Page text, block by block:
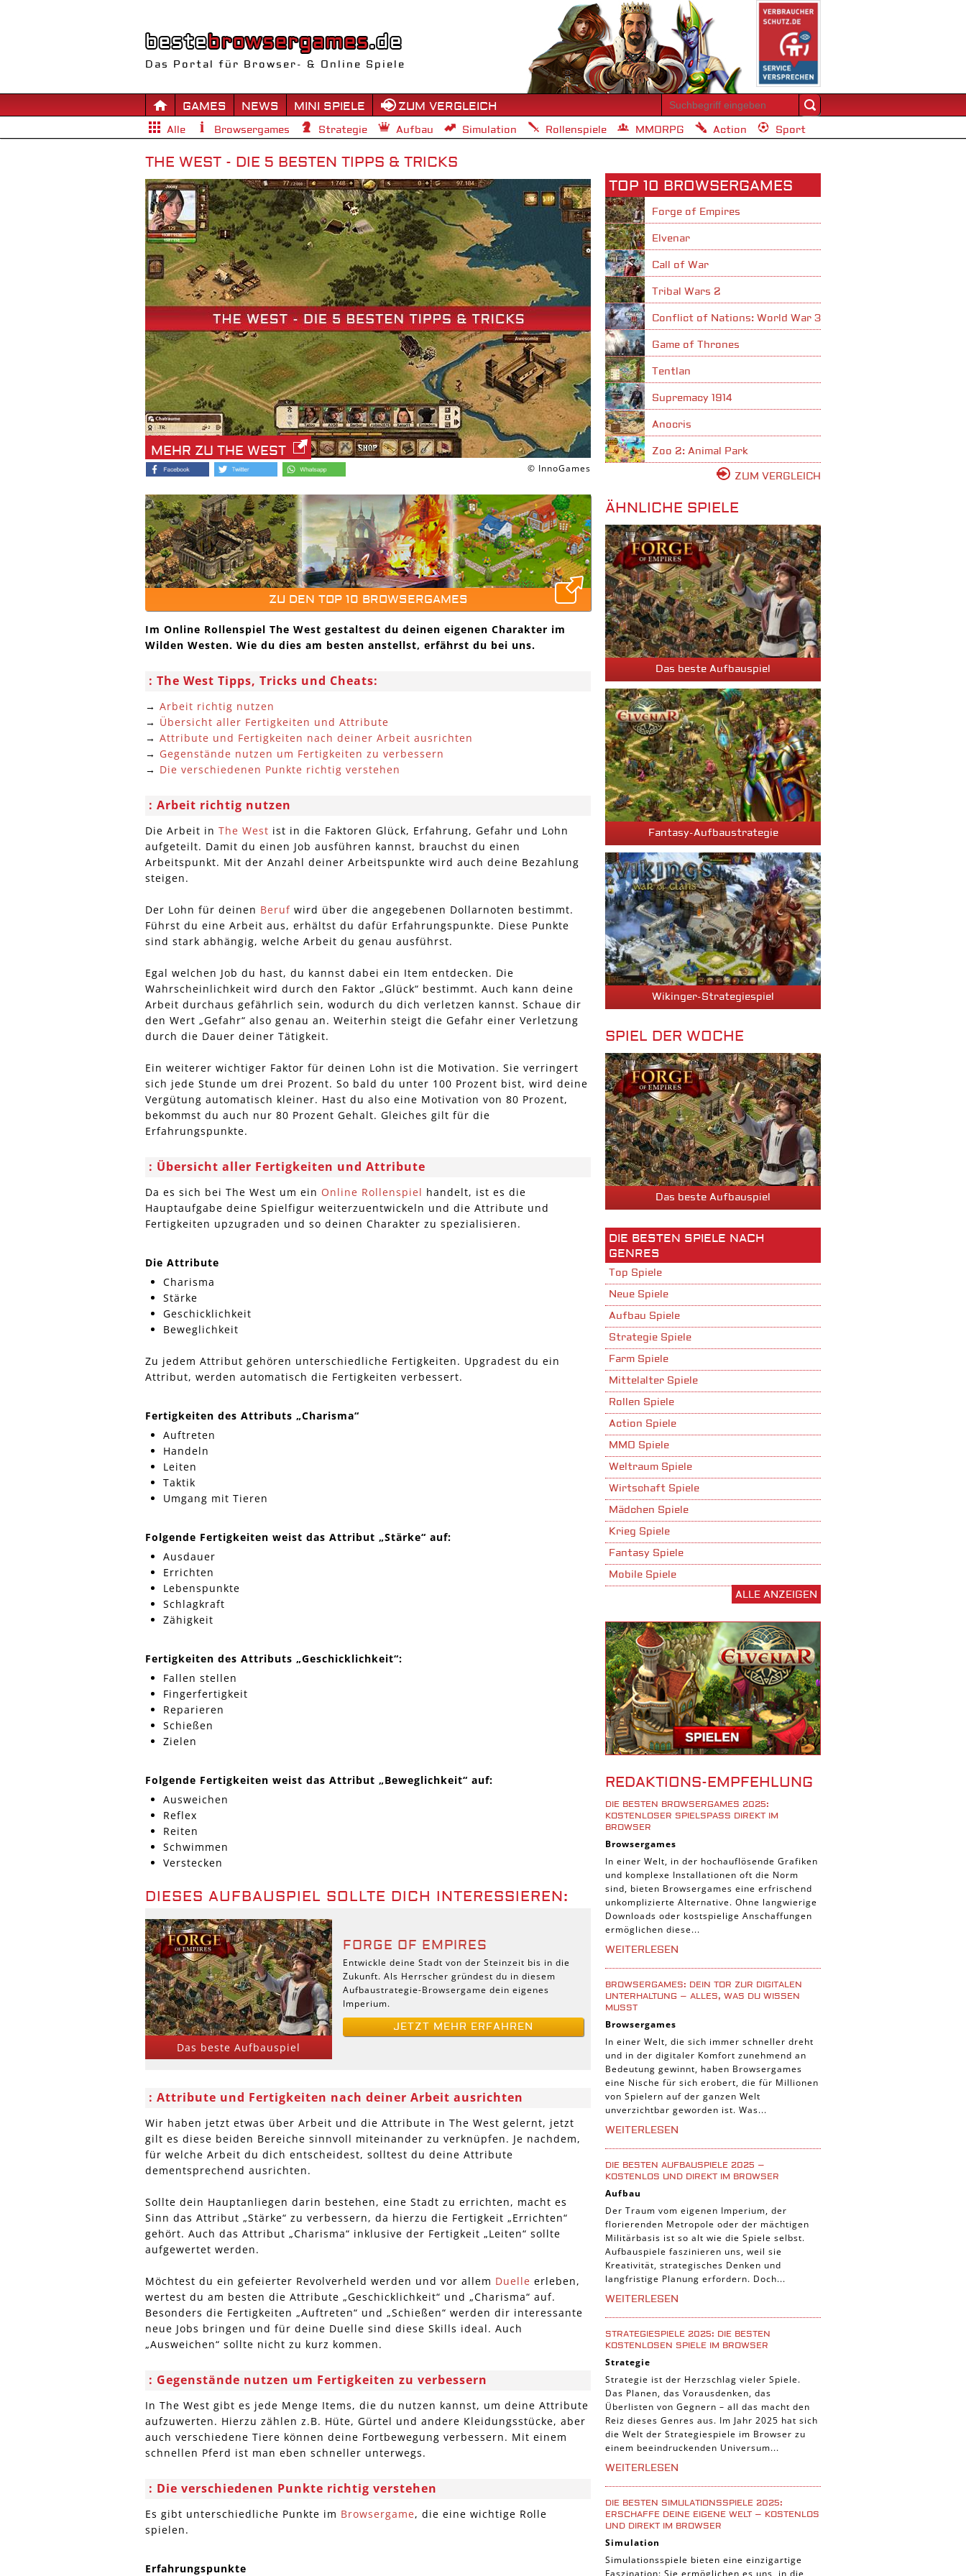
Das Portal für Browser- & Online Spiele
GAMES NEWS MINI SPIELE ZUM VERGLEICH
Alle Browsergames Strategie Aufbau Simulation Rollenspiele MMORPG Action Sport
THE WEST - DIE 5 BESTEN TIPPS & TRICKS
MEHR ZU THE WEST
© InnoGames
ZU DEN TOP 10 BROWSERGAMES
Im Online Rollenspiel The West gestaltest du deinen eigenen Charakter im
Wilden Westen. Wie du dies am besten anstellst, erfährst du bei uns.
The West Tipps, Tricks und Cheats:
→ Arbeit richtig nutzen
→ Übersicht aller Fertigkeiten und Attribute
→ Attribute und Fertigkeiten nach deiner Arbeit ausrichten
→ Gegenstände nutzen um Fertigkeiten zu verbessern
→ Die verschiedenen Punkte richtig verstehen
Arbeit richtig nutzen
Die Arbeit in The West ist in die Faktoren Glück, Erfahrung, Gefahr und Lohn
aufgeteilt. Damit du einen Job ausführen kannst, brauchst du einen
Arbeitspunkt. Mit der Anzahl deiner Arbeitspunkte wird auch deine Bezahlung
steigen.
Der Lohn für deinen Beruf wird über die angegebenen Dollarnoten bestimmt.
Führst du eine Arbeit aus, erhältst du dafür Erfahrungspunkte. Diese Punkte
sind stark abhängig, welche Arbeit du genau ausführst.
Egal welchen Job du hast, du kannst dabei ein Item entdecken. Die
Wahrscheinlichkeit wird durch den Faktor „Glück“ bestimmt. Auch kann deine
Arbeit durchaus gefährlich sein, wodurch du dich verletzen kannst. Schaue dir
den Wert „Gefahr“ also genau an. Weiterhin steigt die Gefahr einer Verletzung
durch die Dauer deiner Tätigkeit.
Ein weiterer wichtiger Faktor für deinen Lohn ist die Motivation. Sie verringert
sich jede Stunde um drei Prozent. So bald du unter 100 Prozent bist, wird deine
Vergütung automatisch kleiner. Hast du also eine Motivation von 80 Prozent,
bekommst du auch nur 80 Prozent Gehalt. Gleiches gilt für die
Erfahrungspunkte.
Übersicht aller Fertigkeiten und Attribute
Da es sich bei The West um ein Online Rollenspiel handelt, ist es die
Hauptaufgabe deine Spielfigur weiterzuentwickeln und die Attribute und
Fertigkeiten upzugraden und so deinen Charakter zu spezialisieren.
Die Attribute
Charisma
Stärke
Geschicklichkeit
Beweglichkeit
Zu jedem Attribut gehören unterschiedliche Fertigkeiten. Upgradest du ein
Attribut, werden automatisch die Fertigkeiten verbessert.
Fertigkeiten des Attributs „Charisma“
Auftreten
Handeln
Leiten
Taktik
Umgang mit Tieren
Folgende Fertigkeiten weist das Attribut „Stärke“ auf:
Ausdauer
Errichten
Lebenspunkte
Schlagkraft
Zähigkeit
Fertigkeiten des Attributs „Geschicklichkeit“:
Fallen stellen
Fingerfertigkeit
Reparieren
Schießen
Zielen
Folgende Fertigkeiten weist das Attribut „Beweglichkeit“ auf:
Ausweichen
Reflex
Reiten
Schwimmen
Verstecken
DIESES AUFBAUSPIEL SOLLTE DICH INTERESSIEREN:
Das beste Aufbauspiel
FORGE OF EMPIRES
Entwickle deine Stadt von der Steinzeit bis in die
Zukunft. Als Herrscher gründest du in diesem
Aufbaustrategie-Browsergame dein eigenes
Imperium.
JETZT MEHR ERFAHREN
Attribute und Fertigkeiten nach deiner Arbeit ausrichten
Wir haben jetzt etwas über Arbeit und die Attribute in The West gelernt, jetzt
gilt es diese beiden Bereiche sinnvoll miteinander zu verknüpfen. Je nachdem,
für welche Arbeit du dich entscheidest, solltest du deine Attribute
dementsprechend ausrichten.
Sollte dein Hauptanliegen darin bestehen, eine Stadt zu errichten, macht es
Sinn das Attribut „Stärke“ zu verbessern, da hierzu die Fertigkeit „Errichten“
gehört. Auch das Attribut „Charisma“ inklusive der Fertigkeit „Leiten“ sollte
aufgewertet werden.
Möchtest du ein gefeierter Revolverheld werden und vor allem Duelle erleben,
wertest du am besten die Attribute „Geschicklichkeit“ und „Charisma“ auf.
Besonders die Fertigkeiten „Auftreten“ und „Schießen“ werden dir interessante
neue Jobs bringen und für deine Duelle sind diese Skills ideal. Auch
„Ausweichen“ sollte nicht zu kurz kommen.
Gegenstände nutzen um Fertigkeiten zu verbessern
In The West gibt es jede Menge Items, die du nutzen kannst, um deine Attribute
aufzuwerten. Hierzu zählen z.B. Hüte, Gürtel und andere Kleidungsstücke, aber
auch verschiedene Tiere können deine Fortbewegung verbessern. Mit einem
schnellen Pferd ist man eben schneller unterwegs.
Die verschiedenen Punkte richtig verstehen
Es gibt unterschiedliche Punkte im Browsergame, die eine wichtige Rolle
spielen.
Erfahrungspunkte
TOP 10 BROWSERGAMES
Forge of Empires
Elvenar
Call of War
Tribal Wars 2
Conflict of Nations: World War 3
Game of Thrones
Tentlan
Supremacy 1914
Anocris
Zoo 2: Animal Park
ZUM VERGLEICH
ÄHNLICHE SPIELE
Das beste Aufbauspiel
Fantasy-Aufbaustrategie
Wikinger-Strategiespiel
SPIEL DER WOCHE
Das beste Aufbauspiel
DIE BESTEN SPIELE NACH
GENRES
Top Spiele
Neue Spiele
Aufbau Spiele
Strategie Spiele
Farm Spiele
Mittelalter Spiele
Rollen Spiele
Action Spiele
MMO Spiele
Weltraum Spiele
Wirtschaft Spiele
Mädchen Spiele
Krieg Spiele
Fantasy Spiele
Mobile Spiele
Download Spiele
3D Spiele
Tablet Spiele
Android Spiele
iPhone Spiele
iOS Spiele
Cross-Platform Spiele
iPad Spiele
Denk Spiele
Piraten Spiele
Sport Spiele
Pferde Spiele
Simulation Spiele
Abenteuer Spiele
Online Spiele
3-Gewinnt Spiele
Trading Card Spiele
Manager Spiele
ALLE ANZEIGEN
REDAKTIONS-EMPFEHLUNG
DIE BESTEN BROWSERGAMES 2025:
KOSTENLOSER SPIELSPASS DIREKT IM B
ROWSER
Browsergames
In einer Welt, in der hochauflösende Grafiken
und komplexe Installationen oft die Norm
sind, bieten Browsergames eine erfrischend
unkomplizierte Alternative. Ohne langwierige
Downloads oder kostspielige Anschaffungen
ermöglichen diese...
WEITERLESEN
BROWSERGAMES: DEIN TOR ZUR DIGITALEN
UNTERHALTUNG – ALLES, WAS DU WISSEN
MUSST
Browsergames
In einer Welt, die sich immer schneller dreht
und in der digitaler Komfort zunehmend an
Bedeutung gewinnt, haben Browsergames
eine Nische für sich erobert, die für Millionen
von Spielern auf der ganzen Welt
unverzichtbar geworden ist. Was...
WEITERLESEN
DIE BESTEN AUFBAUSPIELE 2025 –
KOSTENLOS UND DIREKT IM BROWSER
Aufbau
Der Traum vom eigenen Imperium, der
florierenden Metropole oder der mächtigen
Militärbasis ist so alt wie die Spiele selbst.
Aufbauspiele faszinieren uns, weil sie
Kreativität, strategisches Denken und
langfristige Planung erfordern. Doch...
WEITERLESEN
STRATEGIESPIELE 2025: DIE BESTEN
KOSTENLOSEN SPIELE IM BROWSER
Strategie
Strategie ist der Herzschlag vieler Spiele.
Das Planen, das Vorausdenken, das
Überlisten von Gegnern – all das macht den
Reiz dieses Genres aus. Im Jahr 2025 hat sich
die Welt der Strategiespiele im Browser zu
einem beeindruckenden Universum...
WEITERLESEN
DIE BESTEN SIMULATIONSSPIELE 2025:
ERSCHAFFE DEINE EIGENE WELT – KOSTENLOS
UND DIREKT IM BROWSER
Simulation
Simulationsspiele bieten eine einzigartige
Faszination: Sie ermöglichen es uns, in die